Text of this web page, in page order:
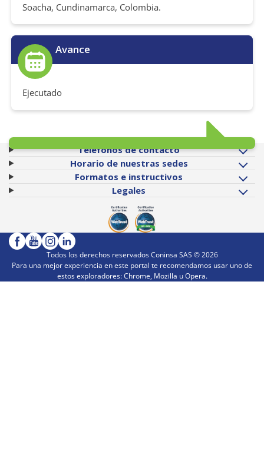
Soacha, Cundinamarca, Colombia.
Avance
Ejecutado
Teléfonos de contacto
Horario de nuestras sedes
Formatos e instructivos
Legales
Todos los derechos reservados Coninsa SAS ©2026
Para una mejor experiencia en este portal te recomendamos usar uno de
estos exploradores: Chrome, Mozilla u Opera.